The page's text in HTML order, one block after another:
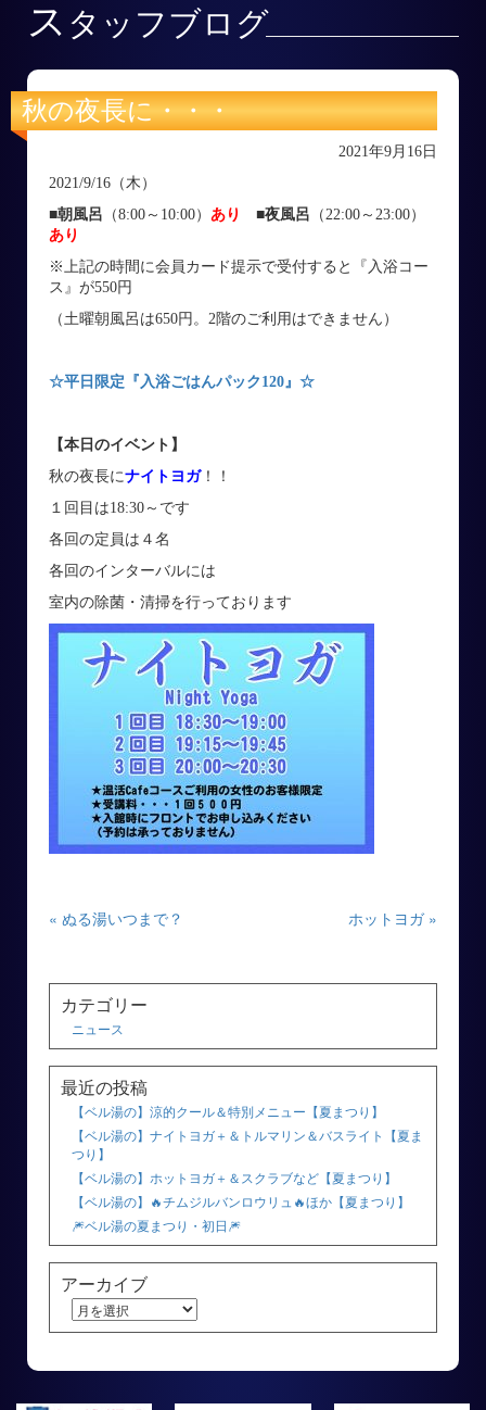
ス タッフブログ
秋の夜長に・・・
2021年9月16日
2021/9/16（木）
■朝風呂 （8:00～10:00） あり ■夜風呂 （22:00～23:00）
あり
※上記の時間に会員カード提示で受付すると『入浴コー
ス』が550円
（土曜朝風呂は650円。2階のご利用はできません）
☆平日限定『入浴ごはんパック120』☆
【本日のイベント】
秋の夜長にナイトヨガ！！
１回目は18:30～です
各回の定員は４名
各回のインターバルには
室内の除菌・清掃を行っております
« ぬる湯いつまで？ ホットヨガ »
カテゴリー
ニュース
最近の投稿
【ベル湯の】涼的クール＆特別メニュー【夏まつり】
【ベル湯の】ナイトヨガ＋＆トルマリン＆バスライト【夏ま
つり】
【ベル湯の】ホットヨガ＋＆スクラブなど【夏まつり】
【ベル湯の】🔥チムジルバンロウリュ🔥ほか【夏まつり】
🎆ベル湯の夏まつり・初日🎆
アーカイブ